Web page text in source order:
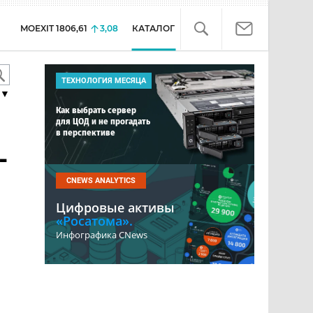
MOEXIT 1806,61 3,08 КАТАЛОГ
▼
ТЕХНОЛОГИЯ МЕСЯЦА
Как выбрать сервер
для ЦОД и не прогадать
в перспективе
CNEWS ANALYTICS
Цифровые активы
«Росатома».
Инфографика CNews